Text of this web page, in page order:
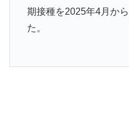
期接種を2025年4月か
た。